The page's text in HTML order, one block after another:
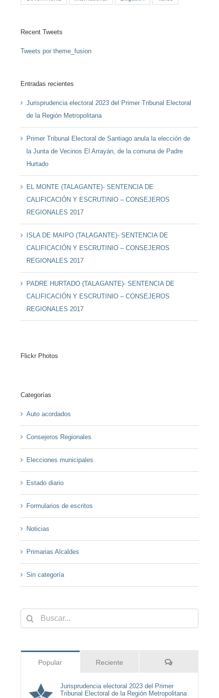
Recent Tweets
Tweets por theme_fusion
Entradas recientes
Jurisprudencia electoral 2023 del Primer Tribunal Electoral
de la Región Metropolitana
Primer Tribunal Electoral de Santiago anula la elección de
la Junta de Vecinos El Arrayán, de la comuna de Padre
Hurtado
EL MONTE (TALAGANTE)- SENTENCIA DE
CALIFICACIÓN Y ESCRUTINIO – CONSEJEROS
REGIONALES 2017
ISLA DE MAIPO (TALAGANTE)- SENTENCIA DE
CALIFICACIÓN Y ESCRUTINIO – CONSEJEROS
REGIONALES 2017
PADRE HURTADO (TALAGANTE)- SENTENCIA DE
CALIFICACIÓN Y ESCRUTINIO – CONSEJEROS
REGIONALES 2017
Flickr Photos
Categorías
Auto acordados
Consejeros Regionales
Elecciones municipales
Estado diario
Formularios de escritos
Noticias
Primarias Alcaldes
Sin categoría
Buscar:
Popular Reciente Comentarios
Jurisprudencia electoral 2023 del Primer
Tribunal Electoral de la Región Metropolitana